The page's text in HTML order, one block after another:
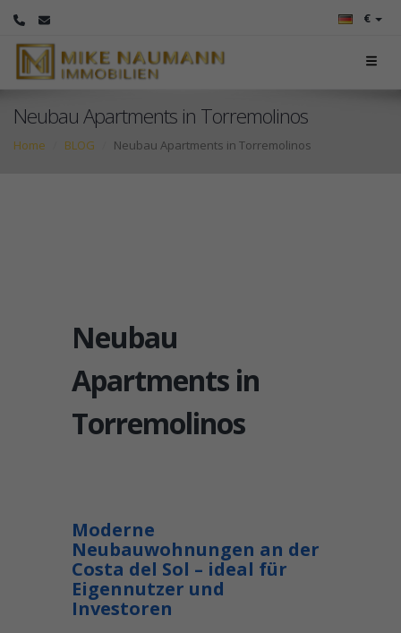
€
Neubau Apartments in Torremolinos
Home BLOG Neubau Apartments in Torremolinos
Neubau
Apartments in
Torremolinos
Moderne
Neubauwohnungen an der
Costa del Sol – ideal für
Eigennutzer und
Investoren